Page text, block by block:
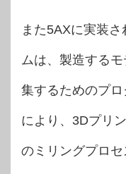
また5AXに実装
ムは、製造する
集するためのプ
により、3Dプリ
のミリングプロセ